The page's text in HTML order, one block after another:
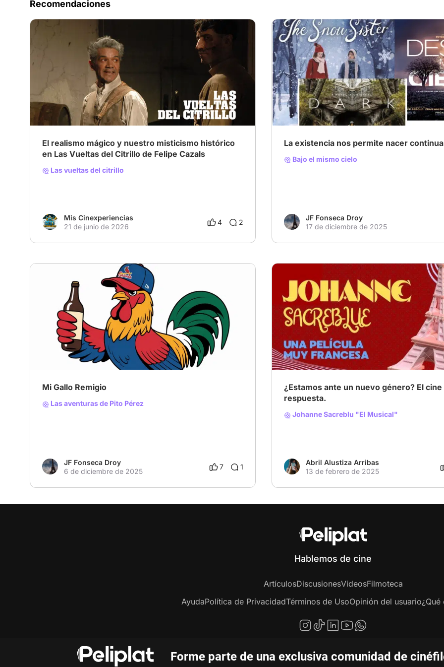
Recomendaciones
El realismo mágico y nuestro misticismo histórico
en Las Vueltas del Citrillo de Felipe Cazals
Las vueltas del citrillo
Mis Cinexperiencias
21 de junio de 2026
4 2
La existencia nos permite nacer
Bajo el mismo cielo
JF Fonseca Droy
17 de diciembre de 2025
Mi Gallo Remigio
Las aventuras de Pito Pérez
JF Fonseca Droy
6 de diciembre de 2025
7 1
¿Estamos ante un nuevo género? El cine
respuesta.
Johanne Sacreblu "El Musical"
Abril Alustiza Arribas
13 de febrero de 2025
Forme parte de una exclusiva comunidad de
Hablemos de cine
ArtículosDiscusionesVideosFilmoteca
AyudaPolítica de PrivacidadTérminos de UsoOpinión del usuario¿Qué